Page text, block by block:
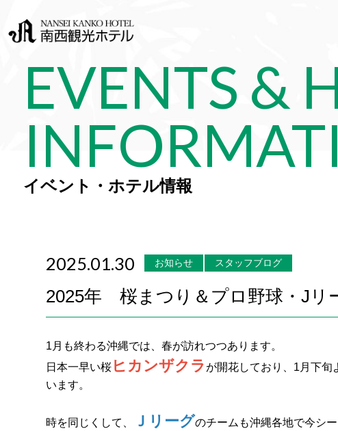
EVENTS &
イベント・ホテル情報
2025.01.30 お知らせ スタッフブログ
2025年 桜まつり＆プロ野球・Jリ
1月も終わる沖縄では、春が訪れつつあります。
日本一早い桜 ヒカンザクラ が開花しており、1月下旬
います。
時を同じくして、 Ｊリーグのチームも沖縄各地で今シ